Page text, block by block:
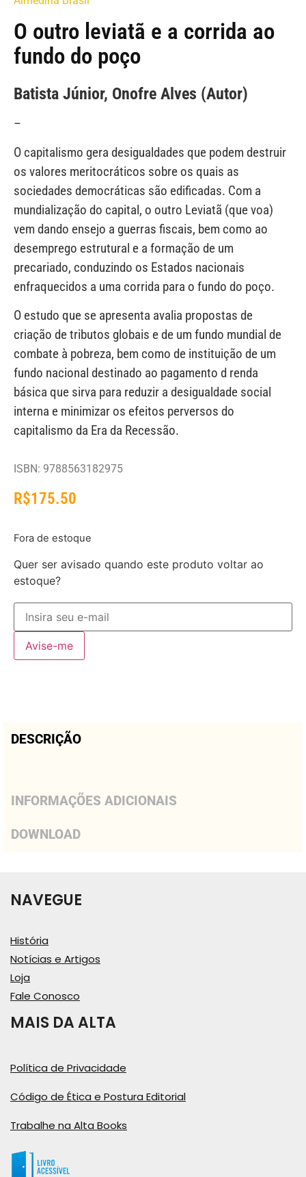
O outro leviatã e a corrida ao
fundo do poço
Batista Júnior, Onofre Alves (Autor)
–
O capitalismo gera desigualdades que podem destruir
os valores meritocráticos sobre os quais as
sociedades democráticas são edificadas. Com a
mundialização do capital, o outro Leviatã (que voa)
vem dando ensejo a guerras fiscais, bem como ao
desemprego estrutural e a formação de um
precariado, conduzindo os Estados nacionais
enfraquecidos a uma corrida para o fundo do poço.
O estudo que se apresenta avalia propostas de
criação de tributos globais e de um fundo mundial de
combate à pobreza, bem como de instituição de um
fundo nacional destinado ao pagamento d renda
básica que sirva para reduzir a desigualdade social
interna e minimizar os efeitos perversos do
capitalismo da Era da Recessão.
ISBN: 9788563182975
R$175.50
Fora de estoque
Quer ser avisado quando este produto voltar ao
estoque?
Avise-me
DESCRIÇÃO
INFORMAÇÕES ADICIONAIS
DOWNLOAD
NAVEGUE
História
Notícias e Artigos
Loja
Fale Conosco
MAIS DA ALTA
Política de Privacidade
Código de Ética e Postura Editorial
Trabalhe na Alta Books